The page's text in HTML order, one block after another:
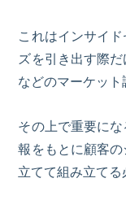
これはインサイ
ズを引き出す際
などのマーケット
その上で重要に
報をもとに顧客
立てて組み立てる